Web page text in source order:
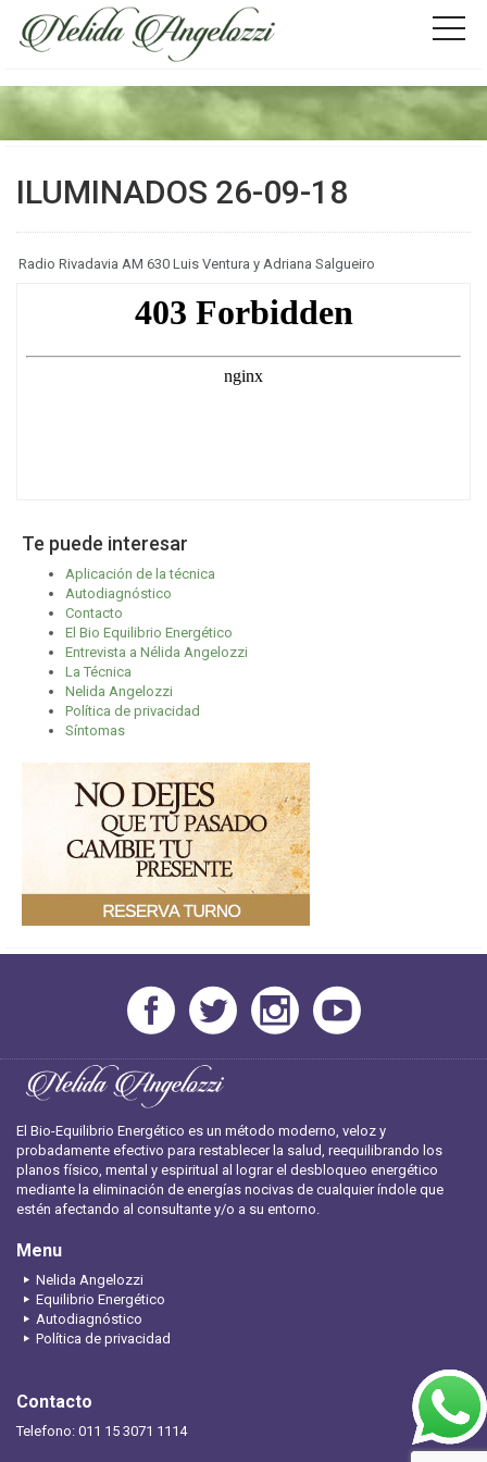
ILUMINADOS 26-09-18
Radio Rivadavia AM 630 Luis Ventura y Adriana Salgueiro
Te puede interesar
Aplicación de la técnica
Autodiagnóstico
Contacto
El Bio Equilibrio Energético
Entrevista a Nélida Angelozzi
La Técnica
Nelida Angelozzi
Política de privacidad
Síntomas
El Bio-Equilibrio Energético es un método moderno, veloz y
probadamente efectivo para restablecer la salud, reequilibrando los
planos físico, mental y espiritual al lograr el desbloqueo energético
mediante la eliminación de energías nocivas de cualquier índole que
estén afectando al consultante y/o a su entorno.
Menu
Nelida Angelozzi
Equilibrio Energético
Autodiagnóstico
Política de privacidad
Contacto
Telefono: 011 15 3071 1114